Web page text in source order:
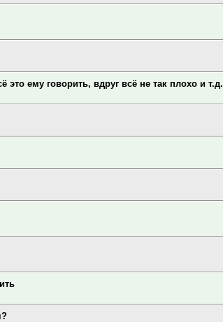
ему говорить, вдруг всё не так плохо и т.д.